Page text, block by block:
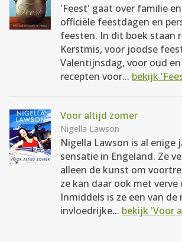
'Feest' gaat over familie
officiële feestdagen en
feesten. In dit boek staan
Kerstmis, voor joodse
Valentijnsdag, voor oud
recepten voor... bekijk
Voor altijd zomer
Nigella Lawson
Nigella Lawson is al enige
sensatie in Engeland. Ze
alleen de kunst om
ze kan daar ook met verve
Inmiddels is ze een van de
invloedrijke... bekijk 'Voor